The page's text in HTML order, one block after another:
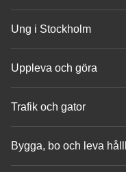
Ung i Stockholm
Uppleva och göra
Trafik och gator
Bygga, bo och leva